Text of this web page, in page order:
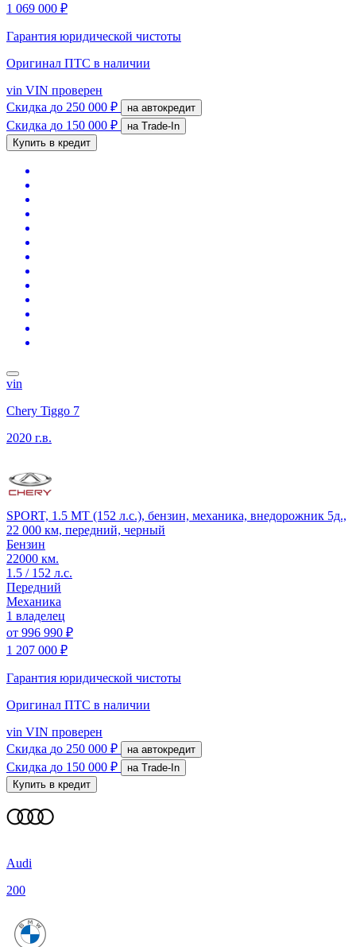
1 069 000 ₽
Гарантия юридической чистоты
Оригинал ПТС в наличии
vin VIN проверен
Скидка до 250 000 ₽ на автокредит
Скидка до 150 000 ₽
на Trade-In
Купить в кредит
vin
Chery Tiggo 7
2020 г.в.
SPORT, 1.5 MT (152 л.с.), бензин, механика, внедорожник 5д.,
22 000 км, передний, черный
Бензин
22000 км.
1.5 / 152 л.с.
Передний
Механика
1 владелец
от 996 990 ₽
1 207 000 ₽
Гарантия юридической чистоты
Оригинал ПТС в наличии
vin VIN проверен
Скидка до 250 000 ₽ на автокредит
Скидка до 150 000 ₽
на Trade-In
Купить в кредит
Audi
200